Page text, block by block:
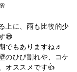
上に、雨も比較的少
😁
でもありますね♬
のひび割れや、コケ
オススメです👍